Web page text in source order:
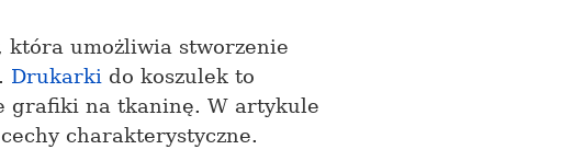
która umożliwia stworzenie
Drukarki do koszulek to
grafiki na tkaninę. W artykule
charakterystyczne.